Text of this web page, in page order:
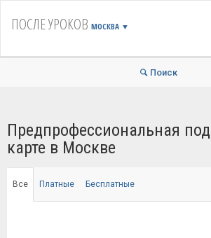
ПОСЛЕ УРОКОВ МОСКВА ▼
Поиск
Предпрофессиональная
карте в Москве
Все Платные Бесплатные